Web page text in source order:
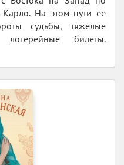
На этом пути ее
судьбы, тяжелые
билеты.